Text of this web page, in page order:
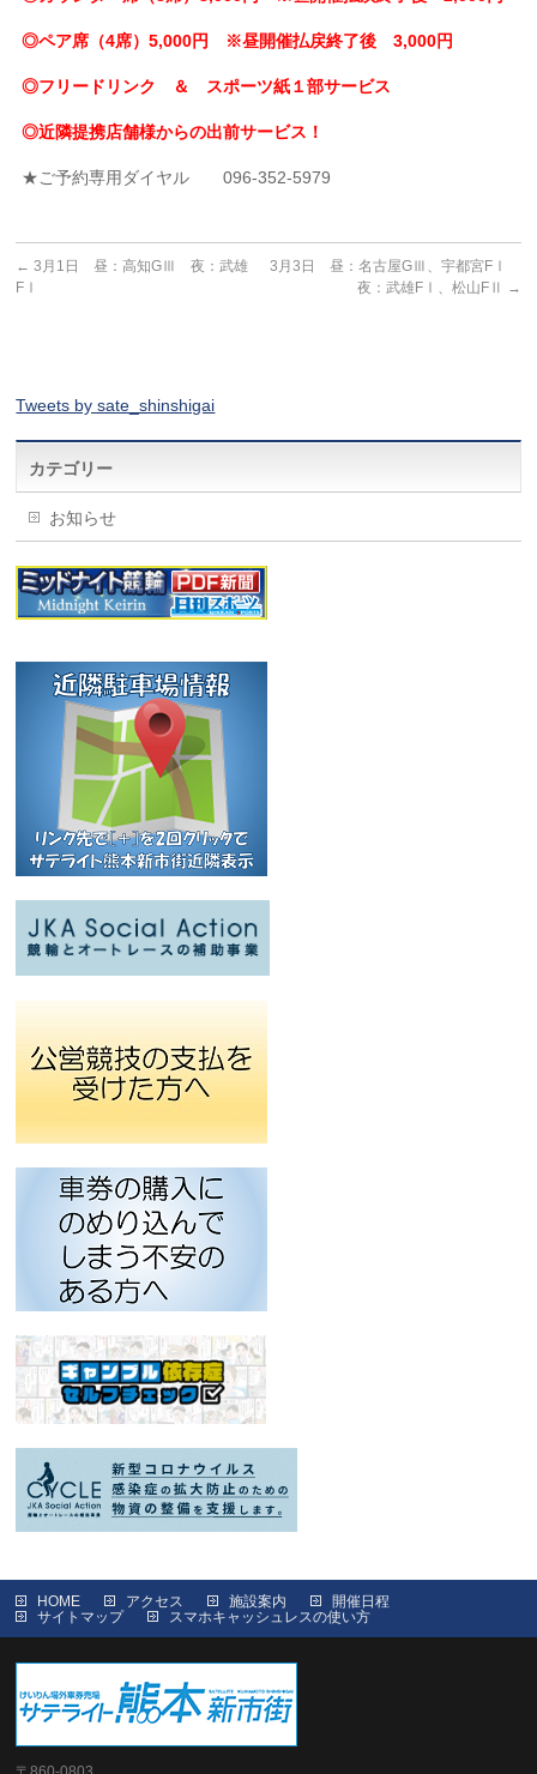
◎ペア席（4席）5,000円 ※昼開催払戻終了後 3,000円
◎フリードリンク ＆ スポーツ紙１部サービス
◎近隣提携店舗様からの出前サービス！
★ご予約専用ダイヤル 096-352-5979
← 3月1日 昼：高知GⅢ 夜：武雄
FⅠ
3月3日 昼：名古屋GⅢ、宇都宮FⅠ
夜：武雄FⅠ、松山FⅡ
→
Tweets by sate_shinshigai
カテゴリー
お知らせ
HOME アクセス 施設案内
開催日程
サイトマップ
スマホキャッシュレスの使い方